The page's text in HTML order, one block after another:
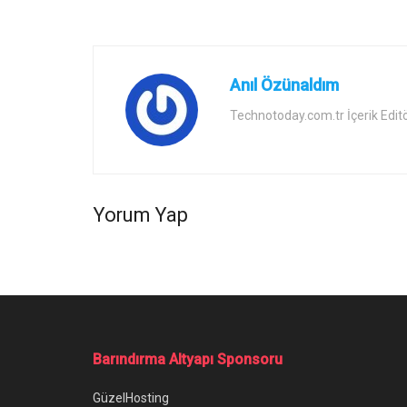
Anıl Özünaldım
Technotoday.com.tr İçerik
Yorum Yap
Ana Sayfa/Epic Games FPS Gösterme Nasıl Yapılır?